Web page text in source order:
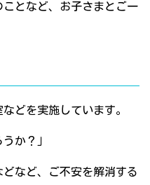
となど、お子さまとご一
どを実施しています。
か？」
どなど、ご不安を解消する